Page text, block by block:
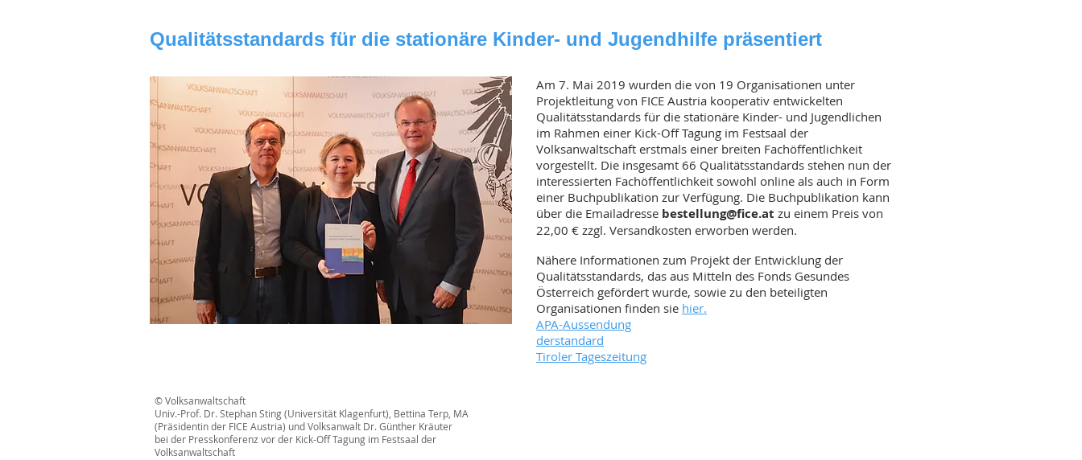
Qualitätsstandards für die stationäre Kinder- und Jugendhilfe präsentiert
Am 7. Mai 2019 wurden die von 19 Organisationen unter
Projektleitung von FICE Austria kooperativ entwickelten
Qualitätsstandards für die stationäre Kinder- und Jugendlichen
im Rahmen einer Kick-Off Tagung im Festsaal der
Volksanwaltschaft erstmals einer breiten Fachöffentlichkeit
vorgestellt. Die insgesamt 66 Qualitätsstandards stehen nun der
interessierten Fachöffentlichkeit sowohl online als auch in Form
einer Buchpublikation zur Verfügung. Die Buchpublikation kann
über die Emailadresse bestellung@fice.at zu einem Preis von
22,00 € zzgl. Versandkosten erworben werden.
Nähere Informationen zum Projekt der Entwicklung der
Qualitätsstandards, das aus Mitteln des Fonds Gesundes
Österreich gefördert wurde, sowie zu den beteiligten
Organisationen finden sie hier.
APA-Aussendung
derstandard
Tiroler Tageszeitung
© Volksanwaltschaft
Univ.-Prof. Dr. Stephan Sting (Universität Klagenfurt), Bettina Terp, MA
(Präsidentin der FICE Austria) und Volksanwalt Dr. Günther Kräuter
bei der Presskonferenz vor der Kick-Off Tagung im Festsaal der
Volksanwaltschaft